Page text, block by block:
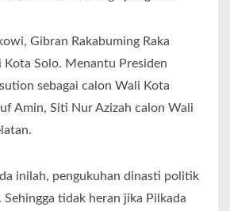
Gibran Rakabuming Raka
Kota Solo. Menantu Presiden
sebagai calon Wali Kota
Amin, Siti Nur Azizah calon Wali
inilah, pengukuhan dinasti politik
Sehingga tidak heran jika Pilkada